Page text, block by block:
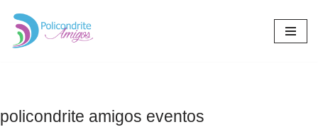
Pular
policondrite amigos eventos